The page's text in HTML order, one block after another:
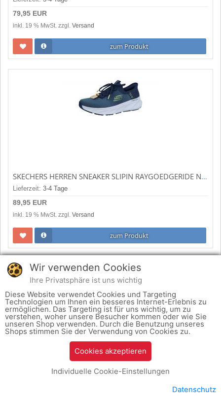
79,95 EUR
inkl. 19 % MwSt. zzgl. Versand
zum Produkt
SKECHERS HERREN SNEAKER SLIPIN RAYGOEDGERIDE NAVY (BLAU) 232932 NVLM
Lieferzeit: 3-4 Tage
89,95 EUR
inkl. 19 % MwSt. zzgl. Versand
zum Produkt
Wir verwenden Cookies
Ihre Privatsphäre ist uns wichtig
Diese Website verwendet Cookies und Targeting
Technologien um Ihnen ein besseres Internet-Erlebnis zu
ermöglichen. Das Targeting ist für uns wichtig, um zu
verstehen, woher unsere Besucher kommen oder wie Sie
unseren Shop verwenden. Durch die Benutzung unseres
Shops stimmen Sie der Verwendung von Cookies zu.
Cookies akzeptieren
Individuelle Cookie-Einstellungen
Datenschutz